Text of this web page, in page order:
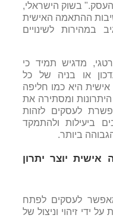
בשוק הישראלי,
ההתאמה האישית
במהירות לשינויים
מדגיש תמיד כי
או בניה של כל
היא כמו חליפה
ומסתירה את
לעסקים לזהות
ביעילות ולהתמקד
ביותר.
יוצר יתרון
לעסקים לפתח
ידי זיהוי וניצול של